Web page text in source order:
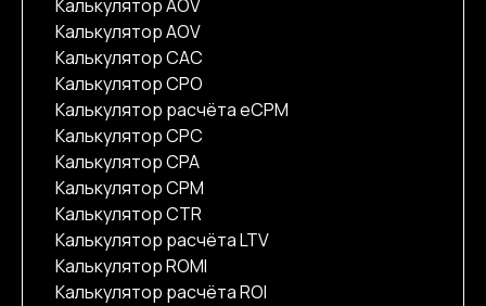
Калькулятор AOV
Калькулятор AOV
Калькулятор CAC
Калькулятор CPO
Калькулятор расчёта eCPM
Калькулятор CPC
Калькулятор CPA
Калькулятор CPM
Калькулятор CTR
Калькулятор расчёта LTV
Калькулятор ROMI
Калькулятор расчёта ROI